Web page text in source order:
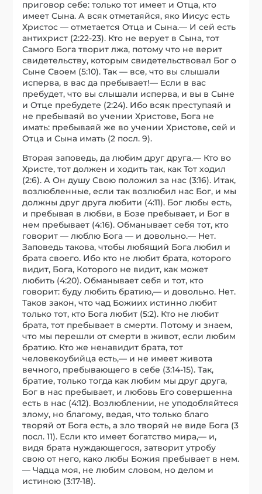
приговор себе: только тот имеет и Отца, кто
имеет Сына. А всяк отметаяйся, яко Иисус есть
Христос — отметается Отца и Сына.— И сей есть
антихрист (2:22-23). Кто не верует в Сына, тот
Самого Бога творит лжа, потому что не верит
свидетельству, которым свидетельствовал Бог о
Сыне Своем (5:10). Так — все, что вы слышали
исперва, в вас да пребывает!— Если в вас
пребудет, что вы слышали исперва, и вы в Сыне
и Отце пребудете (2:24). Ибо всяк преступаяй и
не пребываяй во учении Христове, Бога не
имать: пребываяй же во учении Христове, сей и
Отца и Сына имать (2 посл. 9).
Вторая заповедь, да любим друг друга.— Кто во
Христе, тот должен и ходить так, как Тот ходил
(2:6). А Он душу Свою положил за нас (3:16). Итак,
возлюбленные, если так возлюбил нас Бог, и мы
должны друг друга любити (4:11). Бог любы есть,
и пребывая в любви, в Бозе пребывает, и Бог в
нем пребывает (4:16). Обманывает себя тот, кто
говорит — люблю Бога — и довольно.— Нет.
Заповедь такова, чтобы любящий Бога любил и
брата своего. Ибо кто не любит брата, которого
видит, Бога, Которого не видит, как может
любить (4:20). Обманывает себя и тот, кто
говорит: буду любить братию,— и довольно. Нет.
Таков закон, что чад Божиих истинно любит
только тот, кто Бога любит (5:2). Кто не любит
брата, тот пребывает в смерти. Потому и знаем,
что мы перешли от смерти в живот, если любим
братию. Кто же ненавидит брата, тот
человекоубийца есть,— и не имеет живота
вечного, пребывающего в себе (3:14-15). Так,
братие, только тогда как любим мы друг друга,
Бог в нас пребывает, и любовь Его совершенна
есть в нас (4:12). Возлюблении, не уподобляйтеся
злому, но благому, ведая, что только благо
творяй от Бога есть, а зло творяй не виде Бога (3
посл. 11). Если кто имеет богатство мира,— и,
видя брата нуждающегося, затворит утробу
свою от него, како любы Божия пребывает в нем.
— Чадца моя, не любим словом, но делом и
истиною (3:17-18).